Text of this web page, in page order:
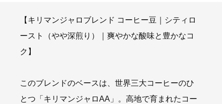
【キリマンジャロブレンド コーヒー豆｜シティロ
ースト（やや深煎り）｜爽やかな酸味と豊かなコ
ク】
このブレンドのベースは、世界三大コーヒーのひ
とつ「キリマンジャロAA」。高地で育まれたコー